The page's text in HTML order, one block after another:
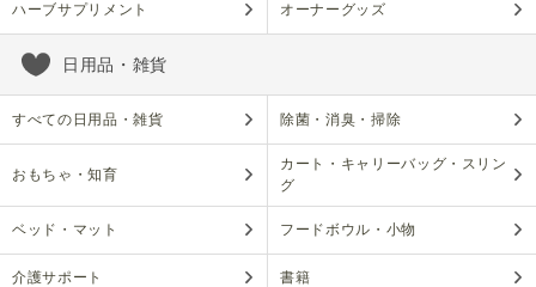
ハーブサプリメント オーナーグッズ
日用品・雑貨
すべての日用品・雑貨 除菌・消臭・掃除
おもちゃ・知育
カート・キャリーバッグ・スリン
グ
ベッド・マット フードボウル・小物
介護サポート 書籍